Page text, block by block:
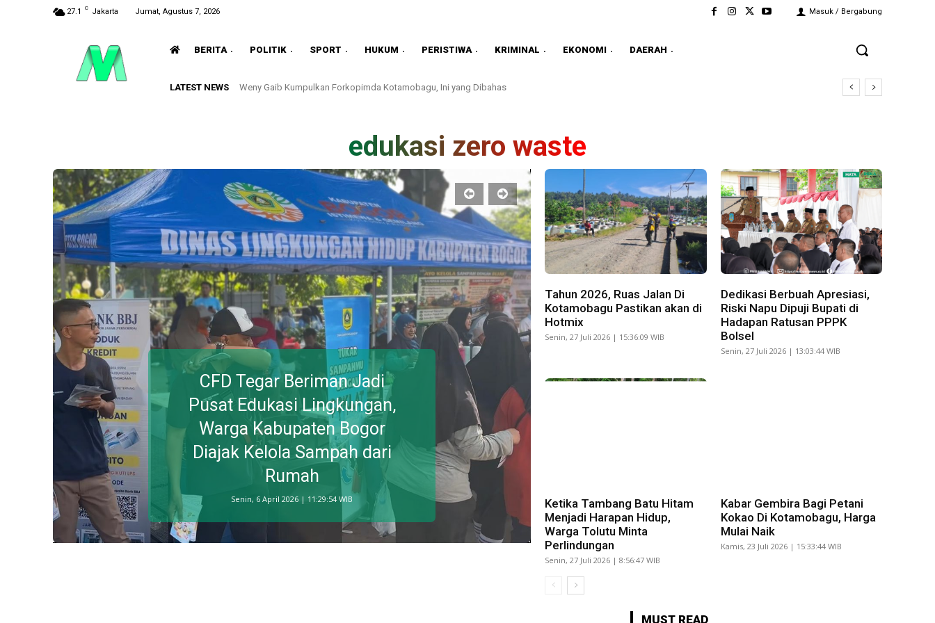
27.1 C Jakarta Jumat, Agustus 7, 2026 Masuk / Bergabung
BERITA POLITIK SPORT HUKUM PERISTIWA KRIMINAL EKONOMI DAERAH
LATEST NEWS Weny Gaib Kumpulkan Forkopimda Kotamobagu, Ini yang Dibahas
edukasi zero waste
CFD Tegar Beriman Jadi
Pusat Edukasi Lingkungan,
Warga Kabupaten Bogor
Diajak Kelola Sampah dari
Rumah
Senin, 6 April 2026 | 11:29:54 WIB
Tahun 2026, Ruas Jalan Di
Kotamobagu Pastikan akan di
Hotmix
Senin, 27 Juli 2026 | 15:36:09 WIB
Dedikasi Berbuah Apresiasi,
Riski Napu Dipuji Bupati di
Hadapan Ratusan PPPK
Bolsel
Senin, 27 Juli 2026 | 13:03:44 WIB
Ketika Tambang Batu Hitam
Menjadi Harapan Hidup,
Warga Tolutu Minta
Perlindungan
Senin, 27 Juli 2026 | 8:56:47 WIB
Kabar Gembira Bagi Petani
Kokao Di Kotamobagu, Harga
Mulai Naik
Kamis, 23 Juli 2026 | 15:33:44 WIB
MUST READ